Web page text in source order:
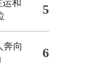
运和
5
奔向
6